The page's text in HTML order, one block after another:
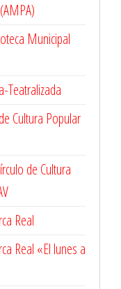
Municipal
Teatralizada
Cultura Popular
de Cultura
Real
Real «El lunes a